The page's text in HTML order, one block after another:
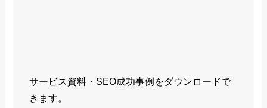
サービス資料・SEO成功事例をダウンロードで
きます。